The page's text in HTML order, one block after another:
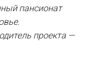
пансионат
проекта —